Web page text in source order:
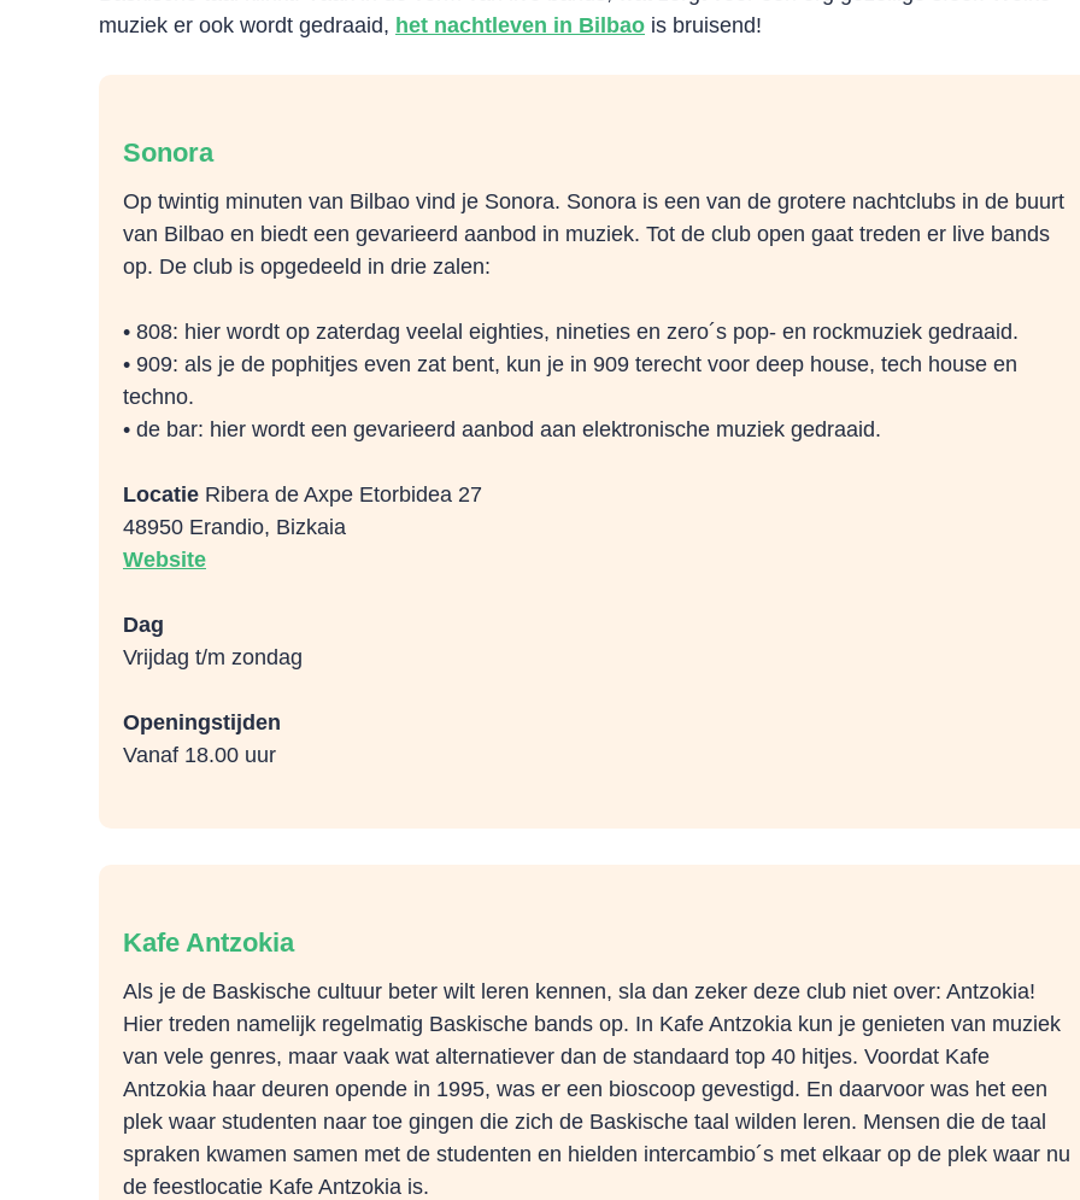
muziek er ook wordt gedraaid, het nachtleven in Bilbao is bruisend!
Sonora
Op twintig minuten van Bilbao vind je Sonora. Sonora is een van de grotere nachtclubs in de buurt
van Bilbao en biedt een gevarieerd aanbod in muziek. Tot de club open gaat treden er live bands
op. De club is opgedeeld in drie zalen:
• 808: hier wordt op zaterdag veelal eighties, nineties en zero´s pop- en rockmuziek gedraaid.
• 909: als je de pophitjes even zat bent, kun je in 909 terecht voor deep house, tech house en
techno.
• de bar: hier wordt een gevarieerd aanbod aan elektronische muziek gedraaid.
Locatie Ribera de Axpe Etorbidea 27
48950 Erandio, Bizkaia
Website
Dag
Vrijdag t/m zondag
Openingstijden
Vanaf 18.00 uur
Kafe Antzokia
Als je de Baskische cultuur beter wilt leren kennen, sla dan zeker deze club niet over: Antzokia!
Hier treden namelijk regelmatig Baskische bands op. In Kafe Antzokia kun je genieten van muziek
van vele genres, maar vaak wat alternatiever dan de standaard top 40 hitjes. Voordat Kafe
Antzokia haar deuren opende in 1995, was er een bioscoop gevestigd. En daarvoor was het een
plek waar studenten naar toe gingen die zich de Baskische taal wilden leren. Mensen die de taal
spraken kwamen samen met de studenten en hielden intercambio´s met elkaar op de plek waar nu
de feestlocatie Kafe Antzokia is.